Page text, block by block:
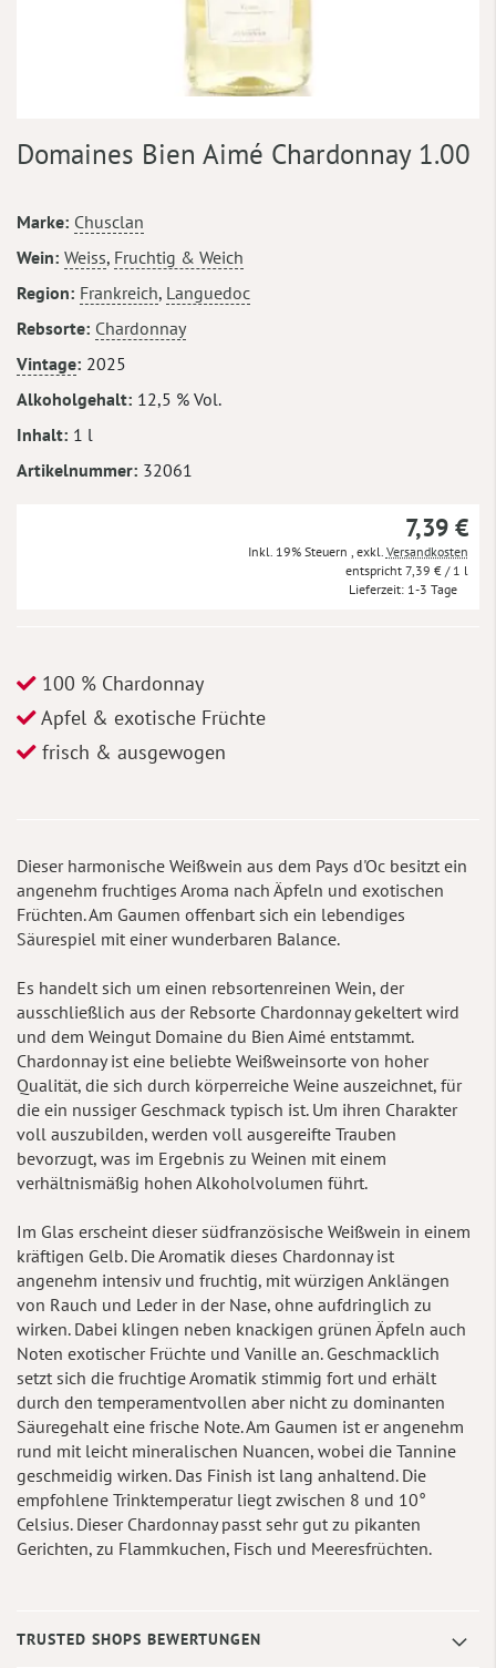
Anfang
springen
Domaines Bien Aimé Chardonnay 1.00
Mehr
Informationen
Marke Chusclan
Wein Weiss, Fruchtig & Weich
Region Frankreich, Languedoc
Rebsorte Chardonnay
Vintage 2025
Alkoholgehalt 12,5 % Vol.
Inhalt 1 l
Artikelnummer 32061
7,39 €
Inkl. 19% Steuern exkl. Versandkosten
7,39 € / 1 l
Lieferzeit 1-3 Tage
100 % Chardonnay
Apfel & exotische Früchte
frisch & ausgewogen
Dieser harmonische Weißwein aus dem Pays d'Oc besitzt ein
angenehm fruchtiges Aroma nach Äpfeln und exotischen
Früchten. Am Gaumen offenbart sich ein lebendiges
Säurespiel mit einer wunderbaren Balance.
Es handelt sich um einen rebsortenreinen Wein, der
ausschließlich aus der Rebsorte Chardonnay gekeltert wird
und dem Weingut Domaine du Bien Aimé entstammt.
Chardonnay ist eine beliebte Weißweinsorte von hoher
Qualität, die sich durch körperreiche Weine auszeichnet, für
die ein nussiger Geschmack typisch ist. Um ihren Charakter
voll auszubilden, werden voll ausgereifte Trauben
bevorzugt, was im Ergebnis zu Weinen mit einem
verhältnismäßig hohen Alkoholvolumen führt.
Im Glas erscheint dieser südfranzösische Weißwein in einem
kräftigen Gelb. Die Aromatik dieses Chardonnay ist
angenehm intensiv und fruchtig, mit würzigen Anklängen
von Rauch und Leder in der Nase, ohne aufdringlich zu
wirken. Dabei klingen neben knackigen grünen Äpfeln auch
Noten exotischer Früchte und Vanille an. Geschmacklich
setzt sich die fruchtige Aromatik stimmig fort und erhält
durch den temperamentvollen aber nicht zu dominanten
Säuregehalt eine frische Note. Am Gaumen ist er angenehm
rund mit leicht mineralischen Nuancen, wobei die Tannine
geschmeidig wirken. Das Finish ist lang anhaltend. Die
empfohlene Trinktemperatur liegt zwischen 8 und 10°
Celsius. Dieser Chardonnay passt sehr gut zu pikanten
Gerichten, zu Flammkuchen, Fisch und Meeresfrüchten.
TRUSTED SHOPS BEWERTUNGEN